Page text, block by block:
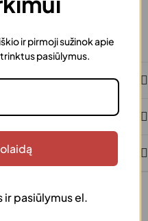
ir pirmoji sužinok apie
pasiūlymus.
ir pasiūlymus el.